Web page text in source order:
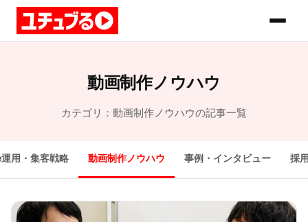
動画制作ノウハウ
カテゴリ：動画制作ノウハウの記事一覧
用・集客戦略 動画制作ノウハウ 事例・インタビュー 採